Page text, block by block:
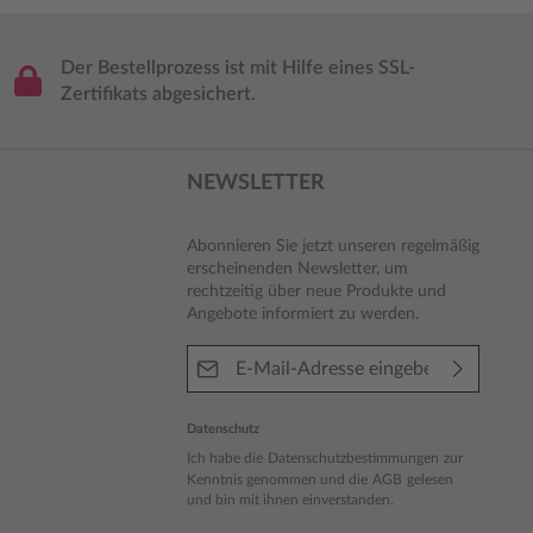
Der Bestellprozess ist mit Hilfe eines SSL-
Zertifikats abgesichert.
NEWSLETTER
Abonnieren Sie jetzt unseren regelmäßig
erscheinenden Newsletter, um
rechtzeitig über neue Produkte und
Angebote informiert zu werden.
Datenschutz
Ich habe die Datenschutzbestimmungen zur
Kenntnis genommen und die AGB gelesen
und bin mit ihnen einverstanden.